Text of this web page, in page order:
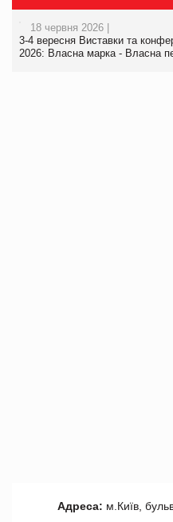
18 червня 2026 |
3-4 вересня Виставки та
2026: Власна марка - Власна
Адреса: м.Київ,